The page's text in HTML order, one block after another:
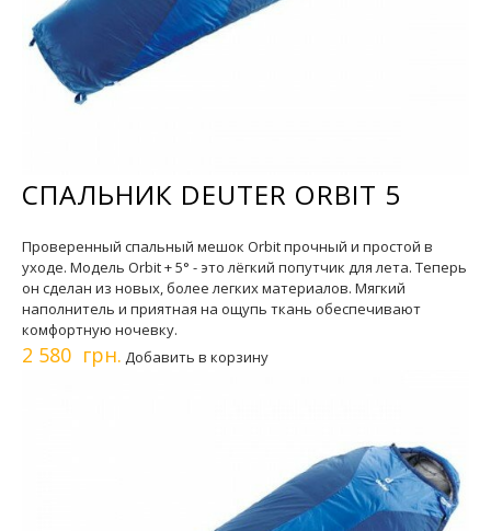
СПАЛЬНИК DEUTER ORBIT 5
Проверенный спальный мешок Orbit прочный и простой в
уходе. Модель Orbit + 5° - это лёгкий попутчик для лета. Теперь
он сделан из новых, более легких материалов. Мягкий
наполнитель и приятная на ощупь ткань обеспечивают
комфортную ночевку.
2 580 грн. Добавить в корзину